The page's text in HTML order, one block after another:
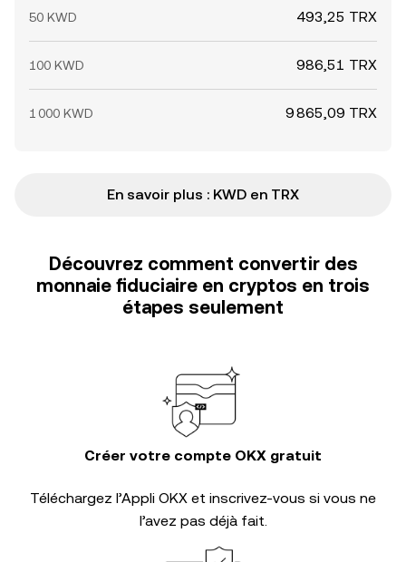
50 KWD 493,25 TRX
100 KWD 986,51 TRX
1 000 KWD 9 865,09 TRX
En savoir plus : KWD en TRX
Découvrez comment convertir des
monnaie fiduciaire en cryptos en trois
étapes seulement
Créer votre compte OKX gratuit
Téléchargez l’Appli OKX et inscrivez-vous si vous ne
l’avez pas déjà fait.